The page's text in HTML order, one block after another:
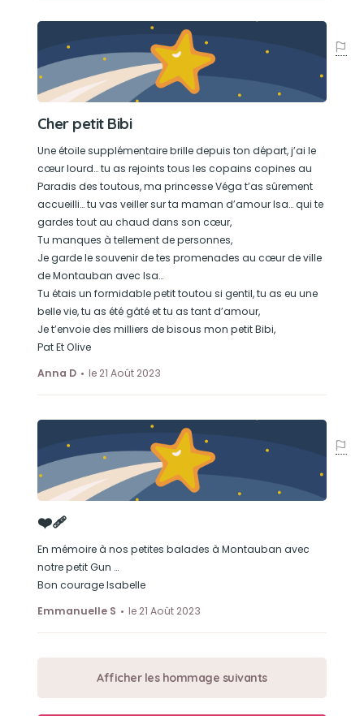
Cher petit Bibi
Une étoile supplémentaire brille depuis ton départ, j’ai le
cœur lourd… tu as rejoints tous les copains copines au
Paradis des toutous, ma princesse Véga t’as sûrement
accueilli… tu vas veiller sur ta maman d’amour Isa… qui te
gardes tout au chaud dans son cœur,
Tu manques à tellement de personnes,
Je garde le souvenir de tes promenades au cœur de ville
de Montauban avec Isa…
Tu étais un formidable petit toutou si gentil, tu as eu une
belle vie, tu as été gâté et tu as tant d’amour,
Je t’envoie des milliers de bisous mon petit Bibi,
Pat Et Olive
Anna D
le 21 Août 2023
❤️‍🩹
En mémoire à nos petites balades à Montauban avec
notre petit Gun …
Bon courage Isabelle
Emmanuelle S
le 21 Août 2023
Afficher les hommage suivants